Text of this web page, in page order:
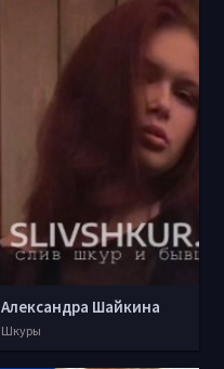
Александра Шайкина
Шкуры